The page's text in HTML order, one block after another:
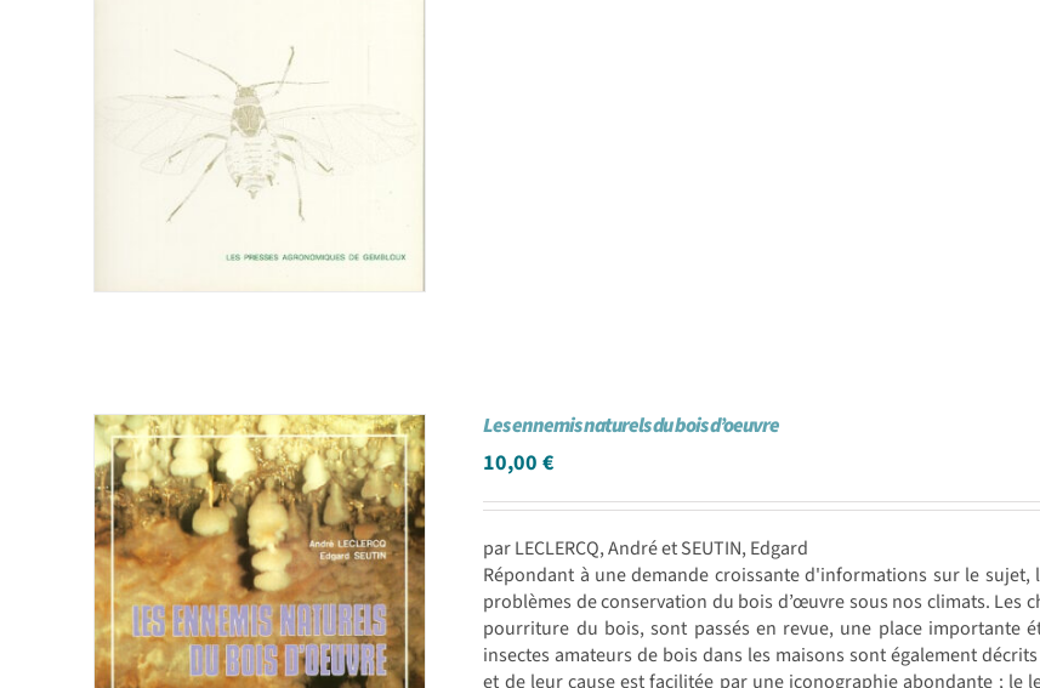
Les ennemis naturels du bois d’oeuvre
10,00€
par LECLERCQ, André et SEUTIN, Edgard
Répondant à une demande croissante d'informations sur le
problèmes de conservation du bois d’œuvre sous nos climats.
pourriture du bois, sont passés en revue, une place importante
insectes amateurs de bois dans les maisons sont également
et de leur cause est facilitée par une iconographie abondante ; le